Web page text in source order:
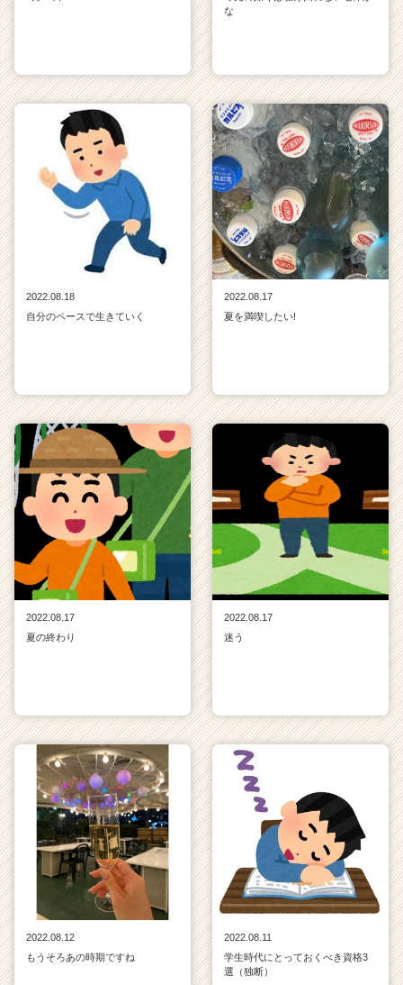
な
2022.08.18
自分のペースで生きていく
2022.08.17
夏を満喫したい!
2022.08.17
夏の終わり
2022.08.17
迷う
2022.08.12
もうそろあの時期ですね
2022.08.11
学生時代にとっておくべき資格3
選（独断）